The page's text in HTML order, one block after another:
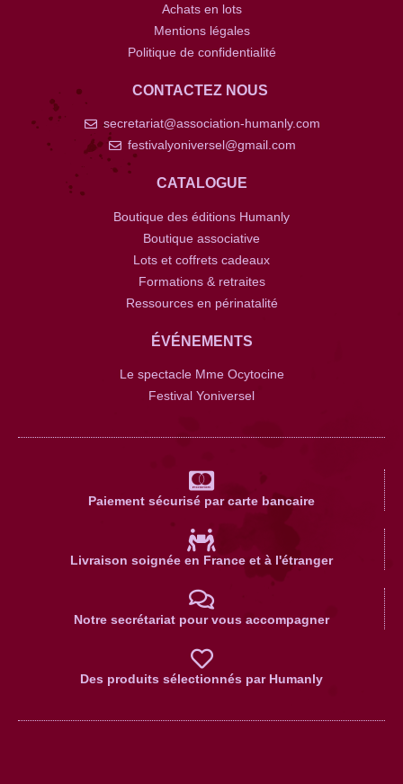
Achats en lots
Mentions légales
Politique de confidentialité
CONTACTEZ NOUS
secretariat@association-humanly.com
festivalyoniversel@gmail.com
CATALOGUE
Boutique des éditions Humanly
Boutique associative
Lots et coffrets cadeaux
Formations & retraites
Ressources en périnatalité
ÉVÉNEMENTS
Le spectacle Mme Ocytocine
Festival Yoniversel
Paiement sécurisé par carte bancaire
Livraison soignée en France et à l'étranger
Notre secrétariat pour vous accompagner
Des produits sélectionnés par Humanly